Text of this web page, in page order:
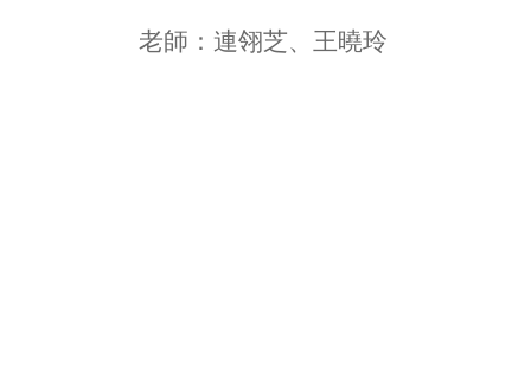
老師：連翎芝、王曉玲